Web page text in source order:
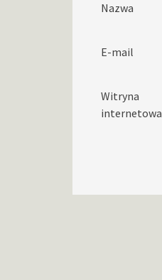
Nazwa
E-mail
Witryna
internetowa